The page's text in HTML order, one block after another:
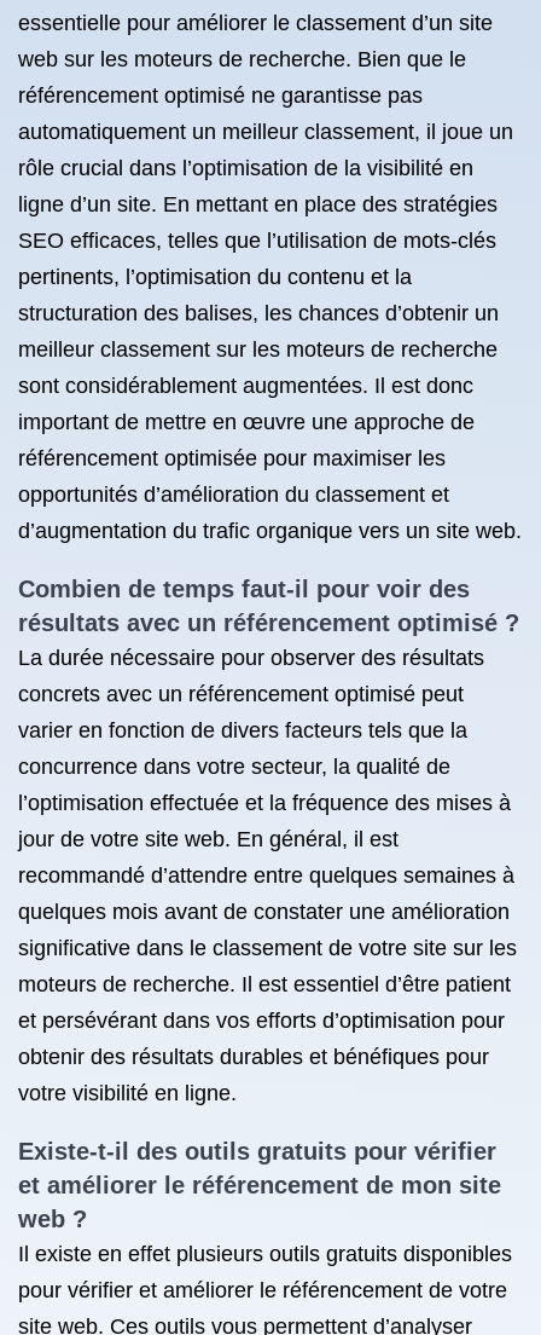
essentielle pour améliorer le classement d’un site
web sur les moteurs de recherche. Bien que le
référencement optimisé ne garantisse pas
automatiquement un meilleur classement, il joue un
rôle crucial dans l’optimisation de la visibilité en
ligne d’un site. En mettant en place des stratégies
SEO efficaces, telles que l’utilisation de mots-clés
pertinents, l’optimisation du contenu et la
structuration des balises, les chances d’obtenir un
meilleur classement sur les moteurs de recherche
sont considérablement augmentées. Il est donc
important de mettre en œuvre une approche de
référencement optimisée pour maximiser les
opportunités d’amélioration du classement et
d’augmentation du trafic organique vers un site web.
Combien de temps faut-il pour voir des
résultats avec un référencement optimisé ?
La durée nécessaire pour observer des résultats
concrets avec un référencement optimisé peut
varier en fonction de divers facteurs tels que la
concurrence dans votre secteur, la qualité de
l’optimisation effectuée et la fréquence des mises à
jour de votre site web. En général, il est
recommandé d’attendre entre quelques semaines à
quelques mois avant de constater une amélioration
significative dans le classement de votre site sur les
moteurs de recherche. Il est essentiel d’être patient
et persévérant dans vos efforts d’optimisation pour
obtenir des résultats durables et bénéfiques pour
votre visibilité en ligne.
Existe-t-il des outils gratuits pour vérifier
et améliorer le référencement de mon site
web ?
Il existe en effet plusieurs outils gratuits disponibles
pour vérifier et améliorer le référencement de votre
site web. Ces outils vous permettent d’analyser